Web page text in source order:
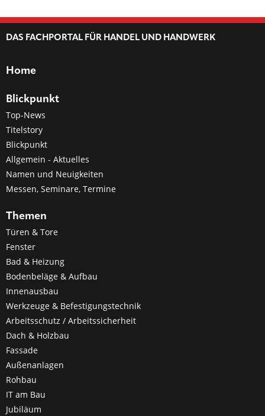
DAS FACHPORTAL FÜR HANDEL UND HANDWERK
Home
Blickpunkt
Top-News
Titelstory
Blickpunkt
Allgemein - Aktuelles
Namen und Neuigkeiten
Messen, Seminare, Termine
Themen
Türen & Tore
Fenster
Bad & Heizung
Bodenbeläge & Aufbau
Innenausbau
Werkzeuge & Befestigungstechnik
Arbeitsschutz / Arbeitssicherheit
Dach & Holzbau
Fassade
Außenanlagen
Rohbau
IT am Bau
Jubiläum